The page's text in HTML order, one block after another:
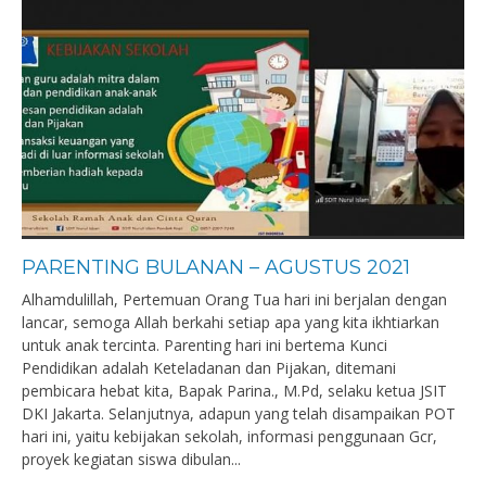
PARENTING BULANAN – AGUSTUS 2021
Alhamdulillah, Pertemuan Orang Tua hari ini berjalan dengan
lancar, semoga Allah berkahi setiap apa yang kita ikhtiarkan
untuk anak tercinta. Parenting hari ini bertema Kunci
Pendidikan adalah Keteladanan dan Pijakan, ditemani
pembicara hebat kita, Bapak Parina., M.Pd, selaku ketua JSIT
DKI Jakarta. Selanjutnya, adapun yang telah disampaikan POT
hari ini, yaitu kebijakan sekolah, informasi penggunaan Gcr,
proyek kegiatan siswa dibulan...